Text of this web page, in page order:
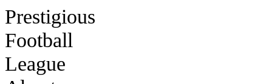
Prestigious
Football
League